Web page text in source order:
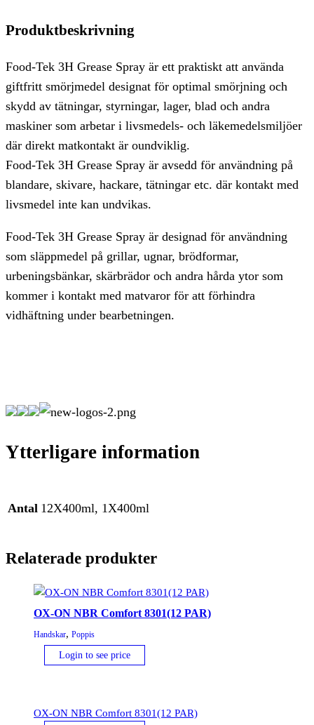
Produktbeskrivning
Food-Tek 3H Grease Spray är ett praktiskt att använda
giftfritt smörjmedel designat för optimal smörjning och
skydd av tätningar, styrningar, lager, blad och andra
maskiner som arbetar i livsmedels- och läkemedelsmiljöer
där direkt matkontakt är oundviklig.
Food-Tek 3H Grease Spray är avsedd för användning på
blandare, skivare, hackare, tätningar etc. där kontakt med
livsmedel inte kan undvikas.
Food-Tek 3H Grease Spray är designad för användning
som släppmedel på grillar, ugnar, brödformar,
urbeningsbänkar, skärbrädor och andra hårda ytor som
kommer i kontakt med matvaror för att förhindra
vidhäftning under bearbetningen.
Ytterligare information
Antal 12X400ml, 1X400ml
Relaterade produkter
OX-ON NBR Comfort 8301(12 PAR)
Handskar, Poppis
Login to see price
OX-ON NBR Comfort 8301(12 PAR)